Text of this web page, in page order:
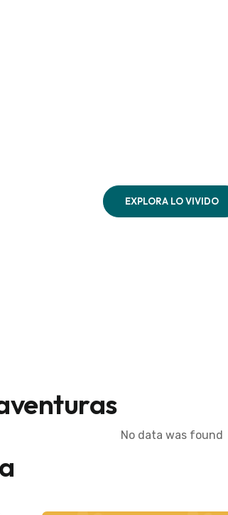
EXPLORA LO VIVIDO
No data was found